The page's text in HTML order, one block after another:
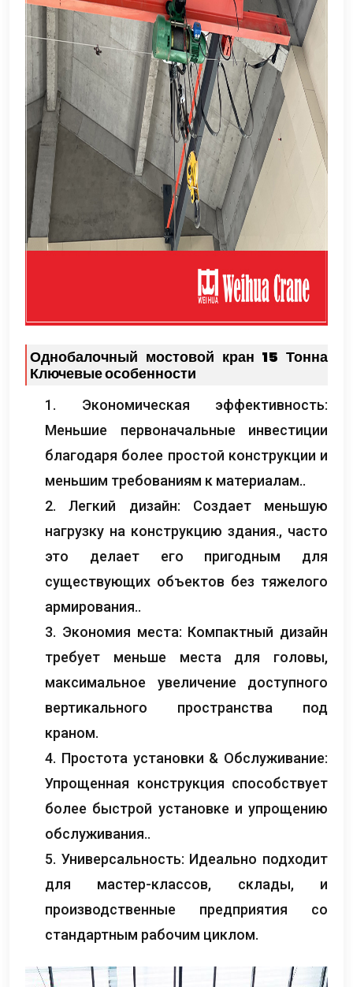
Однобалочный мостовой кран 15 Тонна
Ключевые особенности
1. Экономическая эффективность:
Меньшие первоначальные инвестиции
благодаря более простой конструкции и
меньшим требованиям к материалам..
2. Легкий дизайн: Создает меньшую
нагрузку на конструкцию здания., часто
это делает его пригодным для
существующих объектов без тяжелого
армирования..
3. Экономия места: Компактный дизайн
требует меньше места для головы,
максимальное увеличение доступного
вертикального пространства под
краном.
4. Простота установки & Обслуживание:
Упрощенная конструкция способствует
более быстрой установке и упрощению
обслуживания..
5. Универсальность: Идеально подходит
для мастер-классов, склады, и
производственные предприятия со
стандартным рабочим циклом.